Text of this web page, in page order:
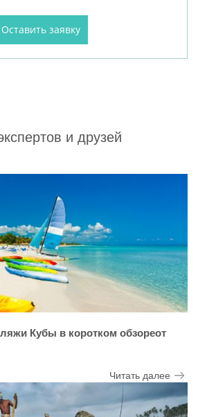
и друзей
Кубы в коротком обзореот
Читать далее